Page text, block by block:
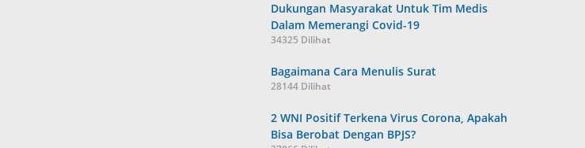
Dukungan Masyarakat Untuk Tim Medis
Dalam Memerangi Covid-19
34325 Dilihat
Bagaimana Cara Menulis Surat
28144 Dilihat
2 WNI Positif Terkena Virus Corona, Apakah
Bisa Berobat Dengan BPJS?